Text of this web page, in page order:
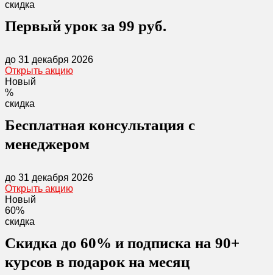
скидка
Первый урок за 99 руб.
до 31 декабря 2026
Открыть акцию
Новый
%
скидка
Бесплатная консультация с
менеджером
до 31 декабря 2026
Открыть акцию
Новый
60%
скидка
Скидка до 60% и подписка на 90+
курсов в подарок на месяц